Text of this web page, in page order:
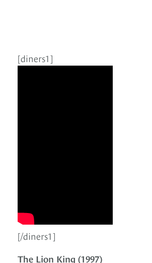
[diners1]
[/diners1]
The Lion King (1997)